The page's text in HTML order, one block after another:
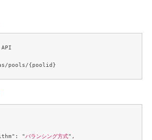
"
バランシング方式",